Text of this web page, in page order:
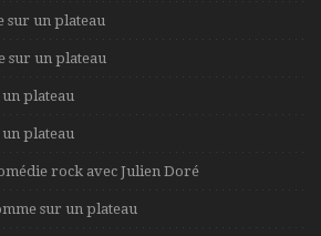
sur un plateau
sur un plateau
plateau
plateau
rock avec Julien Doré
sur un plateau